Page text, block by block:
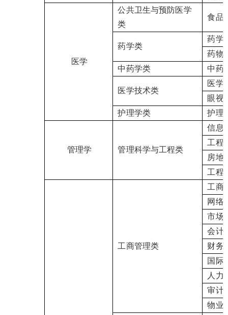
医学
公共卫生与预防医学
类
食品
药学类
药学
药物
中药学类
中药
医学技术类
医学
眼视
护理学类
护理
管理学 管理科学与工程类
信息
工程
房地
工程
工商管理类
工商
网络
市场
会计
财务
国际
人力
审计
物业